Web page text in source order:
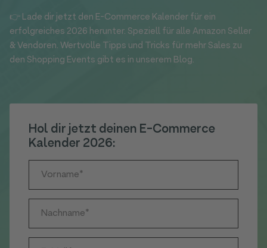
👉 Lade dir jetzt den E-Commerce Kalender für ein
erfolgreiches 2026 herunter. Speziell für alle Amazon Seller
& Vendoren. Wertvolle Tipps und Tricks für mehr Sales zu
den Shopping Events gibt es in unserem Blog.
Hol dir jetzt deinen E-Commerce
Kalender 2026: